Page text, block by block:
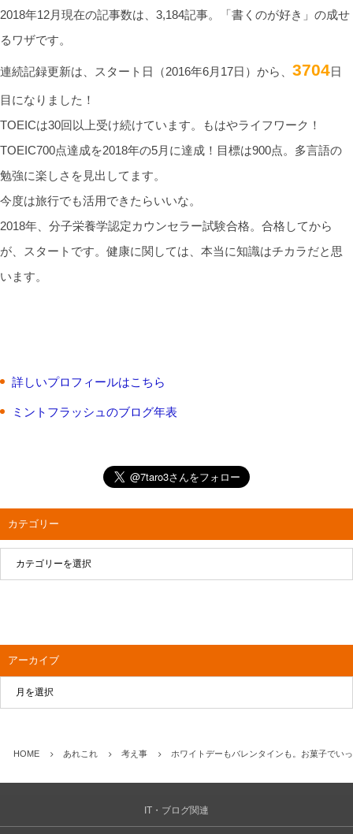
2018年12月現在の記事数は、3,184記事。「書くのが好き」の成せ
るワザです。
連続記録更新は、スタート日（2016年6月17日）から、 3704日
目になりました！
TOEICは30回以上受け続けています。もはやライフワーク！
TOEIC700点達成を2018年の5月に達成！目標は900点。多言語の
勉強に楽しさを見出してます。
今度は旅行でも活用できたらいいな。
2018年、分子栄養学認定カウンセラー試験合格。合格してから
が、スタートです。健康に関しては、本当に知識はチカラだと思
います。
詳しいプロフィールはこちら
ミントフラッシュのブログ年表
カテゴリー
アーカイブ
HOME あれこれ 考え事 ホワイトデーもバレンタインも。お菓子でい
IT・ブログ関連